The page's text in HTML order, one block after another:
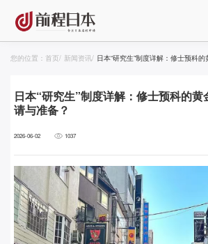
您的位置： 首页/ 新闻资讯/ 日本“研究生”制度详解：修士预科
日本“研究生”制度详解：修士预科的黄
请与准备？
2026-06-02 1037